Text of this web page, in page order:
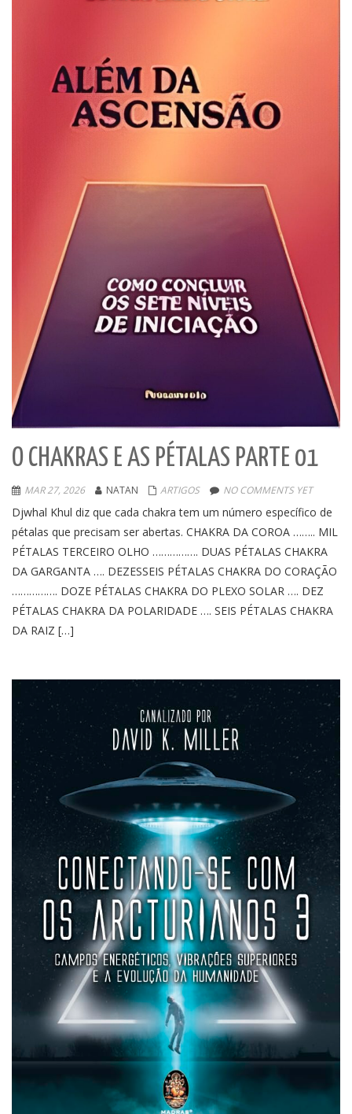
O CHAKRAS E AS PÉTALAS PARTE 01
MAR 27, 2026 NATAN ARTIGOS NO COMMENTS YET
Djwhal Khul diz que cada chakra tem um número específico de
pétalas que precisam ser abertas. CHAKRA DA COROA …….. MIL
PÉTALAS TERCEIRO OLHO ……………. DUAS PÉTALAS CHAKRA
DA GARGANTA …. DEZESSEIS PÉTALAS CHAKRA DO CORAÇÃO
……………. DOZE PÉTALAS CHAKRA DO PLEXO SOLAR …. DEZ
PÉTALAS CHAKRA DA POLARIDADE …. SEIS PÉTALAS CHAKRA
DA RAIZ […]